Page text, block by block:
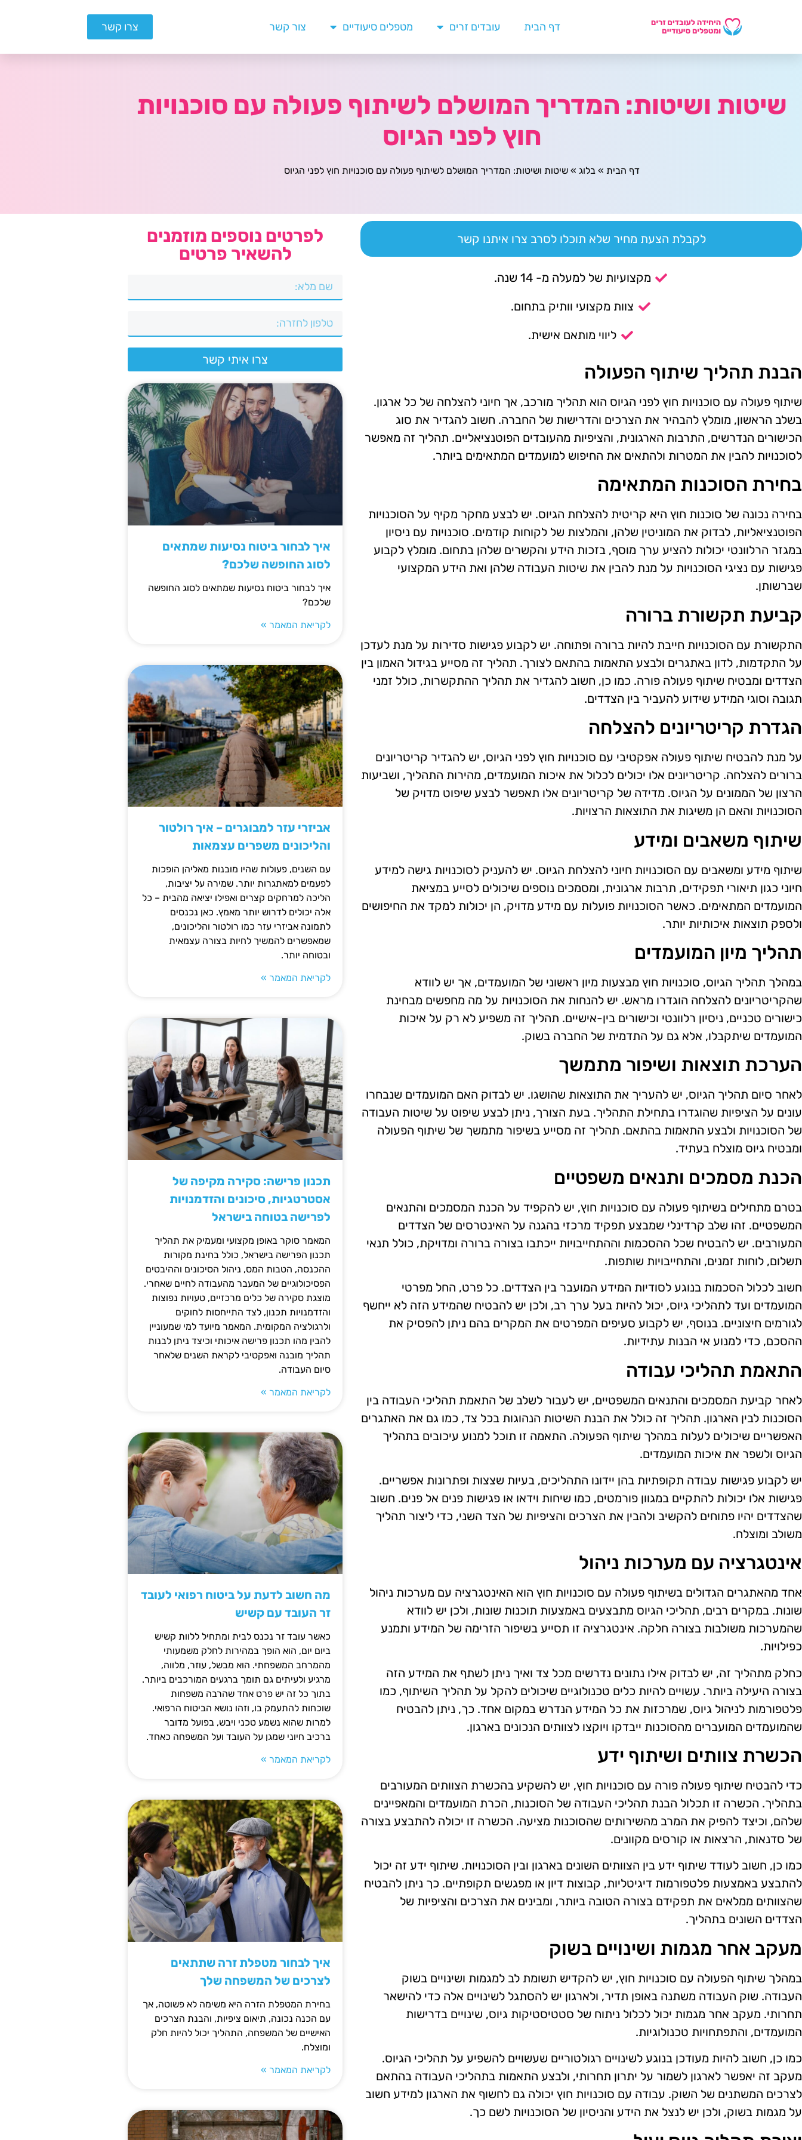
דף הבית עובדים זרים מטפלים סיעודיים צור קשר צרו קשר
שיטות ושיטות: המדריך המושלם לשיתוף פעולה עם סוכנויות
חוץ לפני הגיוס
דף הבית » בלוג » שיטות ושיטות: המדריך המושלם לשיתוף פעולה עם סוכנויות חוץ לפני הגיוס
לקבלת הצעת מחיר שלא תוכלו לסרב צרו איתנו קשר
מקצועיות של למעלה מ- 14 שנה.
צוות מקצועי וותיק בתחום.
ליווי מותאם אישית.
הבנת תהליך שיתוף הפעולה
שיתוף פעולה עם סוכנויות חוץ לפני הגיוס הוא תהליך מורכב, אך חיוני להצלחה של כל ארגון.
בשלב הראשון, מומלץ להבהיר את הצרכים והדרישות של החברה. חשוב להגדיר את סוג
הכישורים הנדרשים, התרבות הארגונית, והציפיות מהעובדים הפוטנציאליים. תהליך זה מאפשר
לסוכנויות להבין את המטרות ולהתאים את החיפוש למועמדים המתאימים ביותר.
בחירת הסוכנות המתאימה
בחירה נכונה של סוכנות חוץ היא קריטית להצלחת הגיוס. יש לבצע מחקר מקיף על הסוכנויות
הפוטנציאליות, לבדוק את המוניטין שלהן, והמלצות של לקוחות קודמים. סוכנויות עם ניסיון
במגזר הרלוונטי יכולות להציע ערך מוסף, בזכות הידע והקשרים שלהן בתחום. מומלץ לקבוע
פגישות עם נציגי הסוכנויות על מנת להבין את שיטות העבודה שלהן ואת הידע המקצועי
שברשותן.
קביעת תקשורת ברורה
התקשורת עם הסוכנויות חייבת להיות ברורה ופתוחה. יש לקבוע פגישות סדירות על מנת לעדכן
על התקדמות, לדון באתגרים ולבצע התאמות בהתאם לצורך. תהליך זה מסייע בגידול האמון בין
הצדדים ומבטיח שיתוף פעולה פורה. כמו כן, חשוב להגדיר את תהליך ההתקשרות, כולל זמני
תגובה וסוגי המידע שידוע להעביר בין הצדדים.
הגדרת קריטריונים להצלחה
על מנת להבטיח שיתוף פעולה אפקטיבי עם סוכנויות חוץ לפני הגיוס, יש להגדיר קריטריונים
ברורים להצלחה. קריטריונים אלו יכולים לכלול את איכות המועמדים, מהירות התהליך, ושביעות
הרצון של הממונים על הגיוס. מדידה של קריטריונים אלו תאפשר לבצע שיפוט מדויק של
הסוכנויות והאם הן משיגות את התוצאות הרצויות.
שיתוף משאבים ומידע
שיתוף מידע ומשאבים עם הסוכנויות חיוני להצלחת הגיוס. יש להעניק לסוכנויות גישה למידע
חיוני כגון תיאורי תפקידים, תרבות ארגונית, ומסמכים נוספים שיכולים לסייע במציאת
המועמדים המתאימים. כאשר הסוכנויות פועלות עם מידע מדויק, הן יכולות למקד את החיפושים
ולספק תוצאות איכותיות יותר.
תהליך מיון המועמדים
במהלך תהליך הגיוס, סוכנויות חוץ מבצעות מיון ראשוני של המועמדים, אך יש לוודא
שהקריטריונים להצלחה הוגדרו מראש. יש להנחות את הסוכנויות על מה מחפשים מבחינת
כישורים טכניים, ניסיון רלוונטי וכישורים בין-אישיים. תהליך זה משפיע לא רק על איכות
המועמדים שיתקבלו, אלא גם על התדמית של החברה בשוק.
הערכת תוצאות ושיפור מתמשך
לאחר סיום תהליך הגיוס, יש להעריך את התוצאות שהושגו. יש לבדוק האם המועמדים שנבחרו
עונים על הציפיות שהוגדרו בתחילת התהליך. בעת הצורך, ניתן לבצע שיפוט על שיטות העבודה
של הסוכנויות ולבצע התאמות בהתאם. תהליך זה מסייע בשיפור מתמשך של שיתוף הפעולה
ומבטיח גיוס מוצלח בעתיד.
הכנת מסמכים ותנאים משפטיים
בטרם מתחילים בשיתוף פעולה עם סוכנויות חוץ, יש להקפיד על הכנת המסמכים והתנאים
המשפטיים. זהו שלב קרדינלי שמבצע תפקיד מרכזי בהגנה על האינטרסים של הצדדים
המעורבים. יש להבטיח שכל ההסכמות וההתחייבויות ייכתבו בצורה ברורה ומדויקת, כולל תנאי
תשלום, לוחות זמנים, והתחייבויות שותפות.
חשוב לכלול הסכמות בנוגע לסודיות המידע המועבר בין הצדדים. כל פרט, החל מפרטי
המועמדים ועד לתהליכי גיוס, יכול להיות בעל ערך רב, ולכן יש להבטיח שהמידע הזה לא ייחשף
לגורמים חיצוניים. בנוסף, יש לקבוע סעיפים המפרטים את המקרים בהם ניתן להפסיק את
ההסכם, כדי למנוע אי הבנות עתידיות.
התאמת תהליכי עבודה
לאחר קביעת המסמכים והתנאים המשפטיים, יש לעבור לשלב של התאמת תהליכי העבודה בין
הסוכנות לבין הארגון. תהליך זה כולל את הבנת השיטות הנהוגות בכל צד, כמו גם את האתגרים
האפשריים שיכולים לעלות במהלך שיתוף הפעולה. התאמה זו תוכל למנוע עיכובים בתהליך
הגיוס ולשפר את איכות המועמדים.
יש לקבוע פגישות עבודה תקופתיות בהן יידונו התהליכים, בעיות שצצות ופתרונות אפשריים.
פגישות אלו יכולות להתקיים במגוון פורמטים, כמו שיחות וידאו או פגישות פנים אל פנים. חשוב
שהצדדים יהיו פתוחים להקשיב ולהבין את הצרכים והציפיות של הצד השני, כדי ליצור תהליך
משולב ומוצלח.
אינטגרציה עם מערכות ניהול
אחד מהאתגרים הגדולים בשיתוף פעולה עם סוכנויות חוץ הוא האינטגרציה עם מערכות ניהול
שונות. במקרים רבים, תהליכי הגיוס מתבצעים באמצעות תוכנות שונות, ולכן יש לוודא
שהמערכות משולבות בצורה חלקה. אינטגרציה זו תסייע בשיפור הזרימה של המידע ותמנע
כפילויות.
כחלק מתהליך זה, יש לבדוק אילו נתונים נדרשים מכל צד ואיך ניתן לשתף את המידע הזה
בצורה היעילה ביותר. עשויים להיות כלים טכנולוגיים שיכולים להקל על תהליך השיתוף, כמו
פלטפורמות לניהול גיוס, שמרכזות את כל המידע הנדרש במקום אחד. כך, ניתן להבטיח
שהמועמדים המועברים מהסוכנות ייבדקו ויוקצו לצוותים הנכונים בארגון.
הכשרת צוותים ושיתוף ידע
כדי להבטיח שיתוף פעולה פורה עם סוכנויות חוץ, יש להשקיע בהכשרת הצוותים המעורבים
בתהליך. הכשרה זו תכלול הבנת תהליכי העבודה של הסוכנות, הכרת המועמדים והמאפיינים
שלהם, וכיצד להפיק את המרב מהשירותים שהסוכנות מציעה. הכשרה זו יכולה להתבצע בצורה
של סדנאות, הרצאות או קורסים מקוונים.
כמו כן, חשוב לעודד שיתוף ידע בין הצוותים השונים בארגון ובין הסוכנויות. שיתוף ידע זה יכול
להתבצע באמצעות פלטפורמות דיגיטליות, קבוצות דיון או מפגשים תקופתיים. כך ניתן להבטיח
שהצוותים ממלאים את תפקידם בצורה הטובה ביותר, ומבינים את הצרכים והציפיות של
הצדדים השונים בתהליך.
מעקב אחר מגמות ושינויים בשוק
במהלך שיתוף הפעולה עם סוכנויות חוץ, יש להקדיש תשומת לב למגמות ושינויים בשוק
העבודה. שוק העבודה משתנה באופן תדיר, ולארגון יש להסתגל לשינויים אלה כדי להישאר
תחרותי. מעקב אחר מגמות יכול לכלול ניתוח של סטטיסטיקות גיוס, שינויים בדרישות
המועמדים, והתפתחויות טכנולוגיות.
כמו כן, חשוב להיות מעודכן בנוגע לשינויים רגולטוריים שעשויים להשפיע על תהליכי הגיוס.
מעקב זה יאפשר לארגון לשמור על יתרון תחרותי, ולבצע התאמות בתהליכי העבודה בהתאם
לצרכים המשתנים של השוק. עבודה עם סוכנויות חוץ יכולה גם לחשוף את הארגון למידע חשוב
על מגמות בשוק, ולכן יש לנצל את הידע והניסיון של הסוכנויות לשם כך.
לפרטים נוספים מוזמנים
להשאיר פרטים
צרו איתי קשר
איך לבחור ביטוח נסיעות שמתאים
לסוג החופשה שלכם?
איך לבחור ביטוח נסיעות שמתאים לסוג החופשה
שלכם?
לקריאת המאמר »
אביזרי עזר למבוגרים – איך רולטור
והליכונים משפרים עצמאות
עם השנים, פעולות שהיו מובנות מאליהן הופכות
לפעמים למאתגרות יותר. שמירה על יציבות,
הליכה למרחקים קצרים ואפילו יציאה מהבית – כל
אלה יכולים לדרוש יותר מאמץ. כאן נכנסים
לתמונה אביזרי עזר כמו רולטור והליכונים,
שמאפשרים להמשיך לחיות בצורה עצמאית
ובטוחה יותר.
לקריאת המאמר »
תכנון פרישה: סקירה מקיפה של
אסטרטגיות, סיכונים והזדמנויות
לפרישה בטוחה בישראל
המאמר סוקר באופן מקצועי ומעמיק את תהליך
תכנון הפרישה בישראל, כולל בחינת מקורות
ההכנסה, הטבות המס, ניהול הסיכונים וההיבטים
הפסיכולוגיים של המעבר מהעבודה לחיים שאחרי.
מוצגת סקירה של כלים מרכזיים, טעויות נפוצות
והזדמנויות תכנון, לצד התייחסות לחוקים
ולרגולציה המקומית. המאמר מיועד למי שמעוניין
להבין מהו תכנון פרישה איכותי וכיצד ניתן לבנות
תהליך מובנה ואפקטיבי לקראת השנים שלאחר
סיום העבודה.
לקריאת המאמר »
מה חשוב לדעת על ביטוח רפואי לעובד
זר העובד עם קשיש
כאשר עובד זר נכנס לבית ומתחיל ללוות קשיש
ביום יום, הוא הופך במהירות לחלק משמעותי
מהמרחב המשפחתי. הוא מבשל, עוזר, מלווה,
מרגיע ולעיתים גם תומך ברגעים המורכבים ביותר.
בתוך כל זה יש פרט אחד שהרבה משפחות
שוכחות להתעמק בו, וזהו נושא הביטוח הרפואי.
למרות שהוא נשמע טכני ויבש, בפועל מדובר
ברכיב חיוני שמגן על העובד ועל המשפחה כאחד.
לקריאת המאמר »
איך לבחור מטפלת זרה שתתאים
לצרכים של המשפחה שלך
בחירת המטפלת הזרה היא משימה לא פשוטה, אך
עם הכנה נכונה, תיאום ציפיות, והבנת הצרכים
האישיים של המשפחה, התהליך יכול להיות חלק
ומוצלח.
לקריאת המאמר »